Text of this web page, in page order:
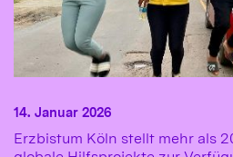
Erzbistum Köln stellt mehr als
14. Januar 2026